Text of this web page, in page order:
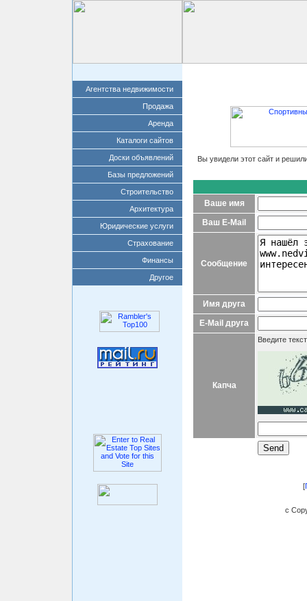
Агентства недвижимости
Продажа
Аренда
Каталоги сайтов
Доски объявлений
Базы предложений
Строительство
Архитектура
Юридические услуги
Страхование
Финансы
Другое
Вы увидели этот сайт и
Ваше имя
Ваш E-Mail
Сообщение
Имя друга
E-Mail друга
Капча
Введите
[
c